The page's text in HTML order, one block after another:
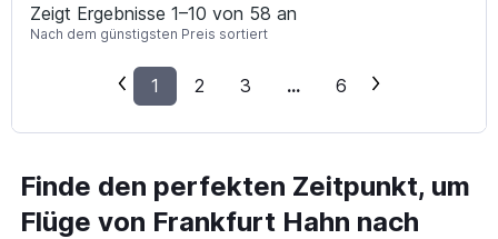
Zeigt Ergebnisse 1–10 von 58 an
Nach dem günstigsten Preis sortiert
1 2 3 ... 6
Finde den perfekten Zeitpunkt, um
Flüge von Frankfurt Hahn nach